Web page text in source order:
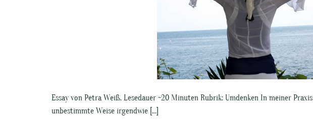
Essay von Petra Weiß. Lesedauer ~20 Minuten Rubrik: Umdenken In meiner
unbestimmte Weise irgendwie […]